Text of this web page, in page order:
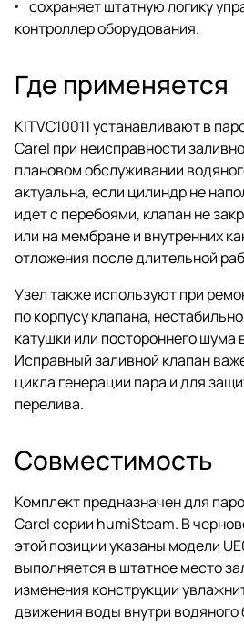
сохраняет штатную логику
контроллер оборудования.
Где применяется
KITVC10011 устанавливают в
Carel при неисправности
плановом обслуживании
актуальна, если цилиндр не
идет с перебоями, клапан не
или на мембране и внутренних
отложения после длительной
Узел также используют при
по корпусу клапана,
катушки или постороннего шума
Исправный заливной клапан
цикла генерации пара и для
перелива.
Совместимость
Комплект предназначен для
Carel серии humiSteam. В
этой позиции указаны модели
выполняется в штатное место
изменения конструкции
движения воды внутри водяного